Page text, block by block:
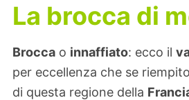
La brocca di
Brocca o innaffiato: ecco il
per eccellenza che se
di questa regione della